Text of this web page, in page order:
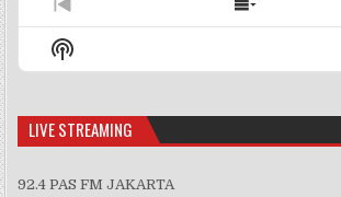
Previous
Episode
Show
Episodes
Show
Podcast
LIVE STREAMING
92.4 PAS FM JAKARTA